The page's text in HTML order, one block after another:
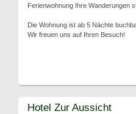
Ferienwohnung Ihre Wanderungen
Die Wohnung ist ab 5 Nächte
Wir freuen uns auf Ihren Besuch!
Hotel Zur Aussicht